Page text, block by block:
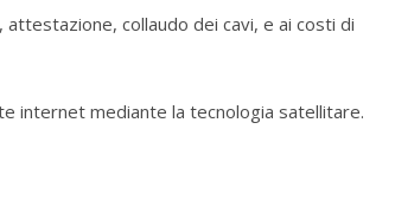
collaudo dei cavi, e ai costi di
internet mediante la tecnologia satellitare.